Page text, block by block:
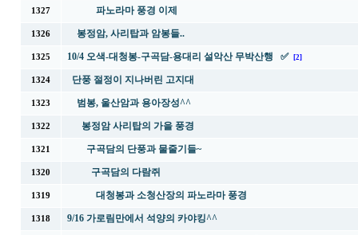
1327 파노라마 풍경 이제
1326 봉정암, 사리탑과 암봉들..
1325 10/4 오색-대청봉-구곡담-용대리 설악산 무박산행 ✅ [2]
1324 단풍 절정이 지나버린 고지대
1323 범봉, 울산암과 용아장성^^
1322 봉정암 사리탑의 가을 풍경
1321 구곡담의 단풍과 물줄기들~
1320 구곡담의 다람쥐
1319 대청봉과 소청산장의 파노라마 풍경
1318 9/16 가로림만에서 석양의 카야킹^^